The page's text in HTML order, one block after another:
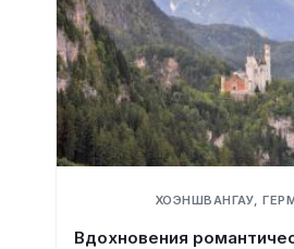
ХОЭНШВАНГАУ,
Вдохновения